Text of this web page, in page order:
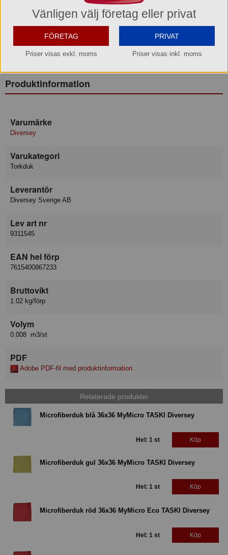
Hög rengöringsprestanda, både fuktigt och torrt
Hållbar rengöring, med 80 % återvunnen polyester
Behaglig känsla
Produktinformation
Varumärke
Diversey
Varukategori
Torkduk
Leverantör
Diversey Sverige AB
Lev art nr
9311545
EAN hel förp
7615400867233
Bruttovikt
1.02 kg/förp
Volym
0.008 m3/st
PDF
Adobe PDF-fil med produktinformation.
Relaterade produkter
Microfiberduk blå 36x36 MyMicro TASKI Diversey
Hel: 1 st Köp
Microfiberduk gul 36x36 MyMicro TASKI Diversey
Hel: 1 st Köp
Microfiberduk röd 36x36 MyMicro Eco TASKI Diversey
Hel: 1 st Köp
Vänligen välj företag eller privat
FÖRETAG
Priser visas exkl. moms
PRIVAT
Priser visas inkl. moms